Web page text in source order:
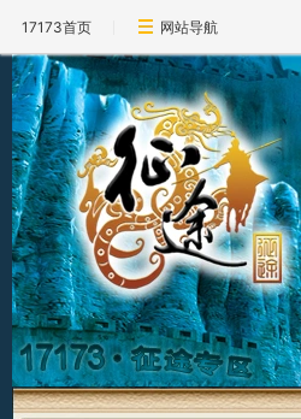
17173首页 网站导航